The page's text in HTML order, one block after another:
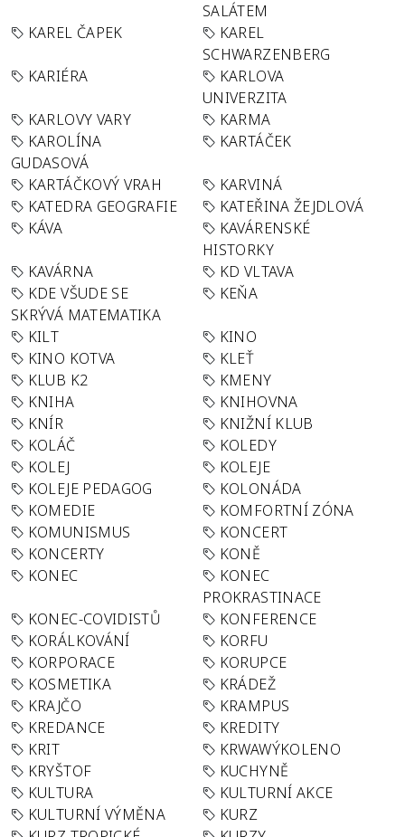
SALÁTEM
KAREL ČAPEK
KAREL
SCHWARZENBERG
KARIÉRA
KARLOVA
UNIVERZITA
KARLOVY VARY
KARMA
KAROLÍNA
GUDASOVÁ
KARTÁČEK
KARTÁČKOVÝ VRAH
KARVINÁ
KATEDRA GEOGRAFIE
KATEŘINA ŽEJDLOVÁ
KÁVA
KAVÁRENSKÉ
HISTORKY
KAVÁRNA
KD VLTAVA
KDE VŠUDE SE
SKRÝVÁ MATEMATIKA
KEŇA
KILT
KINO
KINO KOTVA
KLEŤ
KLUB K2
KMENY
KNIHA
KNIHOVNA
KNÍR
KNIŽNÍ KLUB
KOLÁČ
KOLEDY
KOLEJ
KOLEJE
KOLEJE PEDAGOG
KOLONÁDA
KOMEDIE
KOMFORTNÍ ZÓNA
KOMUNISMUS
KONCERT
KONCERTY
KONĚ
KONEC
KONEC
PROKRASTINACE
KONEC-COVIDISTŮ
KONFERENCE
KORÁLKOVÁNÍ
KORFU
KORPORACE
KORUPCE
KOSMETIKA
KRÁDEŽ
KRAJČO
KRAMPUS
KREDANCE
KREDITY
KRIT
KRWAWÝKOLENO
KRYŠTOF
KUCHYNĚ
KULTURA
KULTURNÍ AKCE
KULTURNÍ VÝMĚNA
KURZ